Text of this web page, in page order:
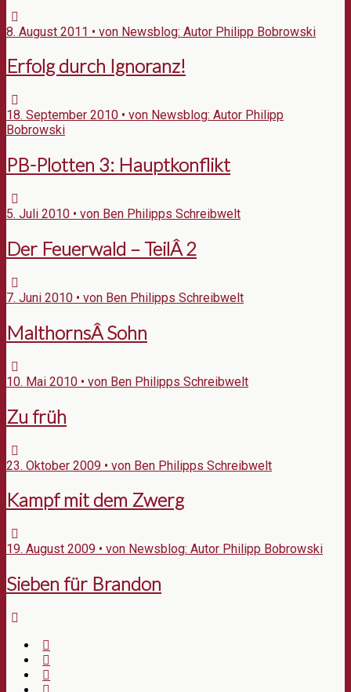
8. August 2011 • von Newsblog: Autor Philipp Bobrowski
Erfolg durch Ignoranz!
18. September 2010 • von Newsblog: Autor Philipp
Bobrowski
PB-Plotten 3: Hauptkonflikt
5. Juli 2010 • von Ben Philipps Schreibwelt
Der Feuerwald – TeilÂ 2
7. Juni 2010 • von Ben Philipps Schreibwelt
MalthornsÂ Sohn
10. Mai 2010 • von Ben Philipps Schreibwelt
Zu früh
23. Oktober 2009 • von Ben Philipps Schreibwelt
Kampf mit dem Zwerg
19. August 2009 • von Newsblog: Autor Philipp Bobrowski
Sieben für Brandon